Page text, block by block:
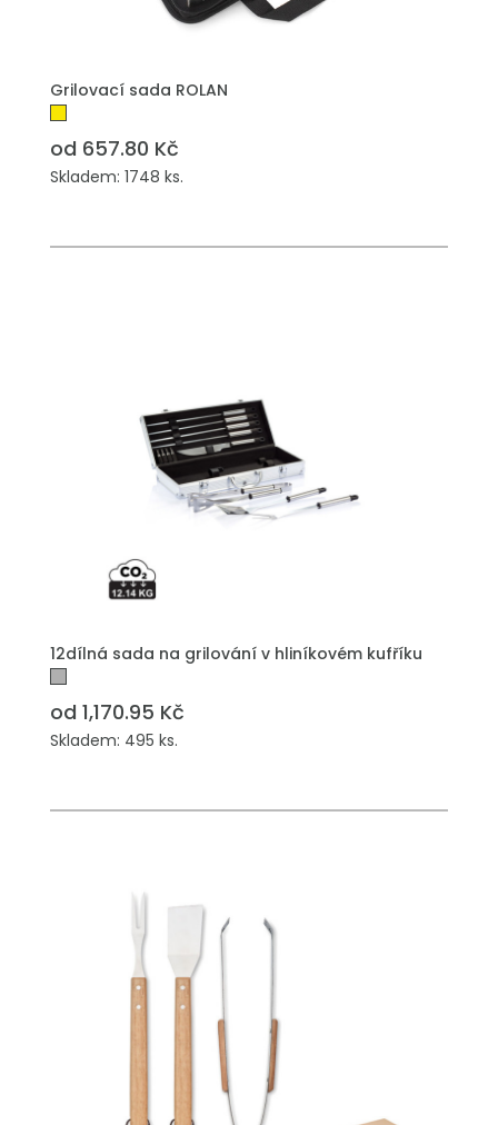
Grilovací sada ROLAN
od 657.80 Kč
Skladem: 1748 ks.
12dílná sada na grilování v hliníkovém kufříku
od 1,170.95 Kč
Skladem: 495 ks.